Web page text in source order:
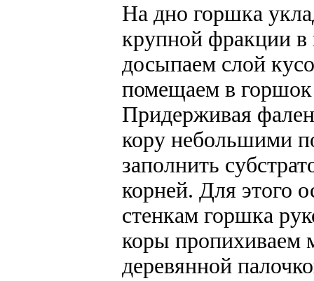
На дно горшка
крупной фракции в
досыпаем слой
помещаем в горшок
Придерживая
кору небольшими
заполнить
корней. Для этого
стенкам горшка
коры пропихиваем
деревянной